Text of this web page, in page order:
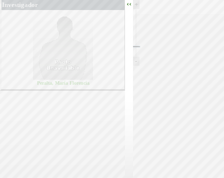
+
-
Investigador
Peralta, María Florencia
‹‹